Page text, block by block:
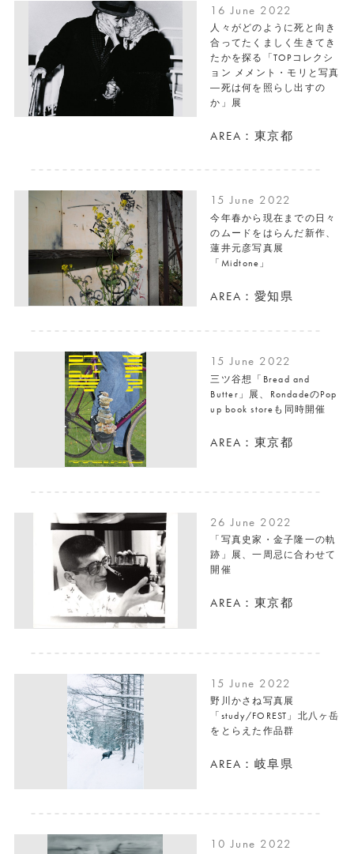
16 June 2022
人々がどのように死と向き
合ってたくましく生きてき
たかを探る「TOPコレクシ
ョン メメント・モリと写真
―死は何を照らし出すの
か」展
AREA：東京都
15 June 2022
今年春から現在までの日々
のムードをはらんだ新作、
蓮井元彦写真展
「Midtone」
AREA：愛知県
15 June 2022
三ツ谷想「Bread and
Butter」展、RondadeのPop
up book storeも同時開催
AREA：東京都
26 June 2022
「写真史家・⾦⼦隆⼀の軌
跡」展、一周忌に合わせて
開催
AREA：東京都
15 June 2022
野川かさね写真展
「study/FOREST」北八ヶ岳
をとらえた作品群
AREA：岐阜県
10 June 2022